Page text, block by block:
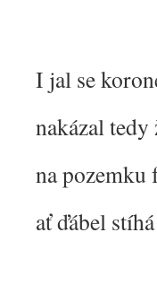
I jal se
nakázal
na pozemku
ať ďábel